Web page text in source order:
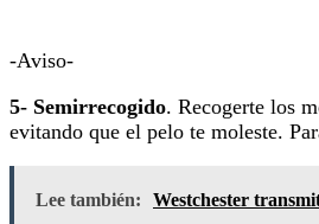
-Aviso-
5- Semirrecogido. Recogerte los
evitando que el pelo te moleste.
Lee también: Westchester